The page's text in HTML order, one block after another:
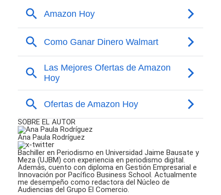
SOBRE EL AUTOR
Ana Paula Rodríguez
Bachiller en Periodismo en Universidad Jaime Bausate y
Meza (UJBM) con experiencia en periodismo digital.
Además, cuento con diploma en Gestión Empresarial e
Innovación por Pacífico Business School. Actualmente
me desempeño como redactora del Núcleo de
Audiencias del Grupo El Comercio.